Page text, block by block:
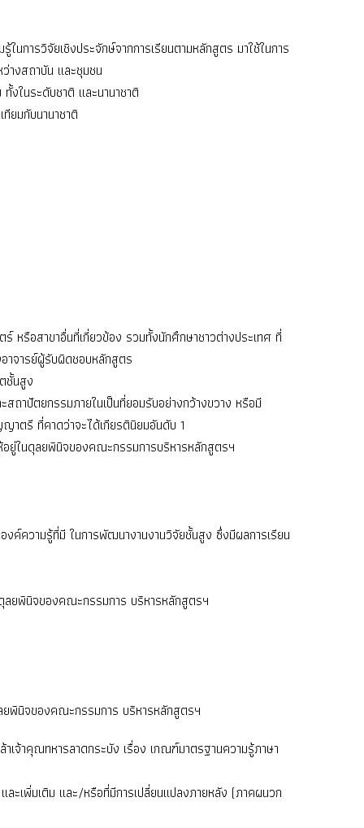
การวิจัยเชิงประจักษ์จากการเรียนตามหลักสูตร มาใช้ในการ
างสถาบัน และชุมชน
ในระดับชาติ และนานาชาติ
ยมกับนานาชาติ
หรือสาขาอื่นที่เกี่ยวข้อง รวมทั้งนักศึกษาชาวต่างประเทศ ที่
าจารย์ผู้รับผิดชอบหลักสูตร
ชั้นสูง
าปัตยกรรมภายในเป็นที่ยอมรับอย่างกว้างขวาง หรือมี
าตรี ที่คาดว่าจะได้เกียรตินิยมอันดับ 1
ยู่ในดุลยพินิจของคณะกรรมการบริหารหลักสูตรฯ
ความรู้ที่มี ในการพัฒนางานงานวิจัยชั้นสูง ซึ่งมีผลการเรียน
ลยพินิจของคณะกรรมการ บริหารหลักสูตรฯ
พินิจของคณะกรรมการ บริหารหลักสูตรฯ
จ้าคุณทหารลาดกระบัง เรื่อง เกณฑ์มาตรฐานความรู้ภาษา
เพิ่มเติม และ/หรือที่มีการเปลี่ยนแปลงภายหลัง (ภาคผนวก